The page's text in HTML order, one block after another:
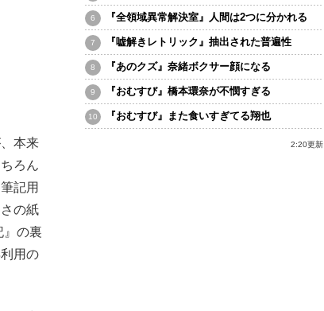
本来
ろん
記用
の紙
』の裏
用の
『全領域異常解決室』人間は2つに分かれる
『嘘解きレトリック』抽出された普遍性
『あのクズ』奈緒ボクサー顔になる
『おむすび』橋本環奈が不憫すぎる
『おむすび』また食いすぎてる翔也
2:20更新